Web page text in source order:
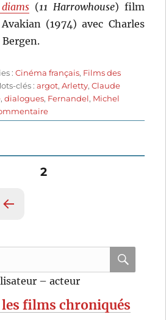
(11 Harrowhouse) film
(1974) avec Charles
:Cinéma français, Films des
clés :argot,Arletty,Claude
,dialogues, Fernandel, Michel
sur
Fric-
E
PAGE2
– acteur
films chroniqués